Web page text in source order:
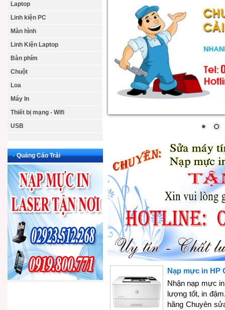
Laptop
Linh kiện PC
Màn hình
Linh Kiện Laptop
Bàn phím
Chuột
Loa
Máy In
Thiết bị mạng - Wifi
USB
• Quảng Cáo Trái
Nạp mực in HP
Nhận nạp mực
lượng tốt, in
hãng Chuyên